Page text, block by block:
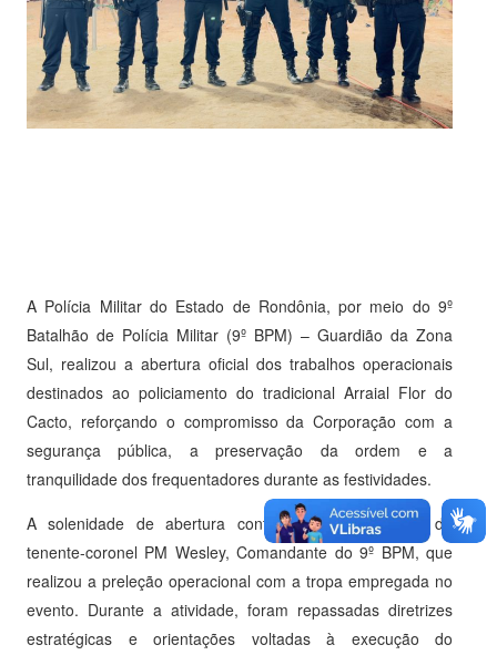
A Polícia Militar do Estado de Rondônia, por meio do 9º
Batalhão de Polícia Militar (9º BPM) – Guardião da Zona
Sul, realizou a abertura oficial dos trabalhos operacionais
destinados ao policiamento do tradicional Arraial Flor do
Cacto, reforçando o compromisso da Corporação com a
segurança pública, a preservação da ordem e a
tranquilidade dos frequentadores durante as festividades.
A solenidade de abertura contou com a presença do
tenente-coronel PM Wesley, Comandante do 9º BPM, que
realizou a preleção operacional com a tropa empregada no
evento. Durante a atividade, foram repassadas diretrizes
estratégicas e orientações voltadas à execução do